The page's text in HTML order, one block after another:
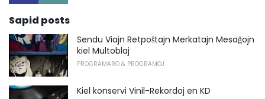
Sapid posts
Sendu Viajn Retpoŝtajn Merkatajn Mesaĝojn
kiel Multoblaj
PROGRAMARO & PROGRAMOJ
Kiel konservi Vinil-Rekordoj en KD